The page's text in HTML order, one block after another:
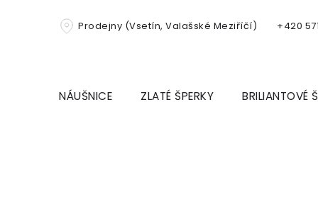
Prodejny (Vsetín, Valašské Meziříčí) +420
NÁUŠNICE ZLATÉ ŠPERKY BRILIANTOVÉ